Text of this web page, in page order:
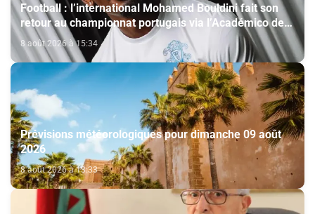
Football : l’international Mohamed Bouldini fait son
retour au championnat portugais via l’Académico de
Viseu
8 août 2026 à 15:34
Prévisions météorologiques pour dimanche 09 août
2026
8 août 2026 à 13:33